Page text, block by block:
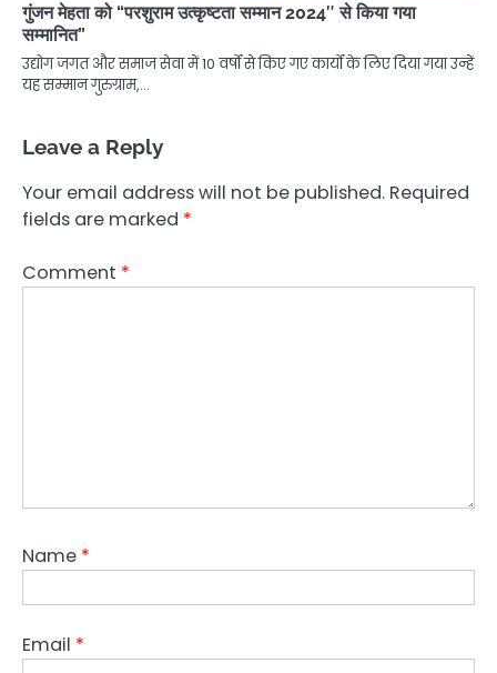
गुंजन मेहता को “परशुराम उत्कृष्टता सम्मान 2024″ से किया गया
सम्मानित”
उद्योग जगत और समाज सेवा में 10 वर्षों से किए गए कार्यों के लिए दिया गया उन्हें
यह सम्मान गुरुग्राम,…
Leave a Reply
Your email address will not be published. Required
fields are marked *
Comment *
Name *
Email *